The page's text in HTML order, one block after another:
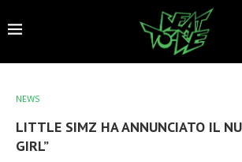
NEWS
LITTLE SIMZ HA ANNUNCIATO IL
GIRL”